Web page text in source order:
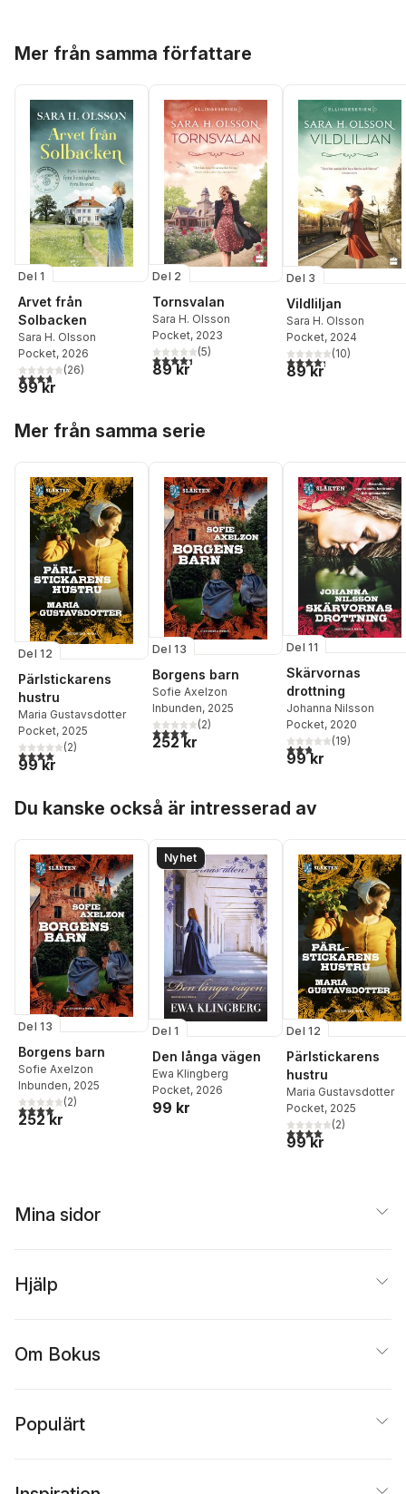
Mer från samma författare
Del 1
Arvet från
Solbacken
Sara H. Olsson
Pocket, 2026
3,7utav 5 stjärnor. Totalt antal röster:
(26)
99 kr
Del 2
Tornsvalan
Sara H. Olsson
Pocket, 2023
4,4utav 5 stjärnor. Totalt antal röster:
(5)
89 kr
Del 3
Vildliljan
Sara H. Olsson
Pocket, 2024
4,3utav 5 stjärnor.
(10)
89 kr
Mer från samma serie
Del 12
Pärlstickarens
hustru
Maria Gustavsdotter
Pocket, 2025
4,0utav 5 stjärnor. Totalt antal röster:
(2)
99 kr
Del 13
Borgens barn
Sofie Axelzon
Inbunden, 2025
4,0utav 5 stjärnor. Totalt antal röster:
(2)
252 kr
Del 11
Skärvornas
drottning
Johanna Nilsson
Pocket, 2020
2,8utav 5 stjärnor.
(19)
99 kr
Du kanske också är intresserad av
Del 13
Borgens barn
Sofie Axelzon
Inbunden, 2025
4,0utav 5 stjärnor. Totalt antal röster:
(2)
252 kr
Nyhet
Del 1
Den långa vägen
Ewa Klingberg
Pocket, 2026
99 kr
Del 12
Pärlstickarens
hustru
Maria Gustavsdotter
Pocket, 2025
4,0utav 5 stjärnor.
(2)
99 kr
Mina sidor
Hjälp
Om Bokus
Populärt